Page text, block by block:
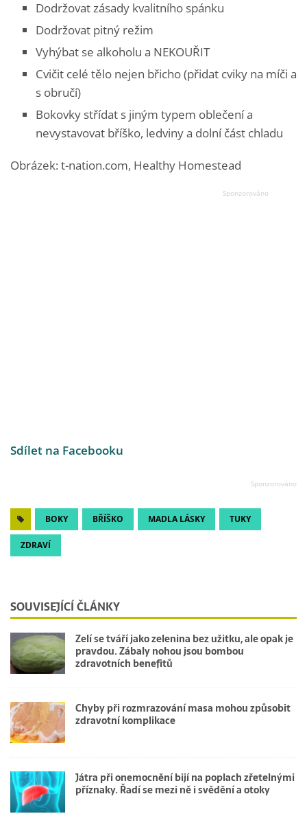
Dodržovat zásady kvalitního spánku
Dodržovat pitný režim
Vyhýbat se alkoholu a NEKOUŘIT
Cvičit celé tělo nejen břicho (přidat cviky na míči a
s obručí)
Bokovky střídat s jiným typem oblečení a
nevystavovat bříško, ledviny a dolní část chladu
Obrázek: t-nation.com, Healthy Homestead
Sdílet na Facebooku
BOKY BŘÍŠKO MADLA LÁSKY TUKY
ZDRAVÍ
SOUVISEJÍCÍ ČLÁNKY
Zelí se tváří jako zelenina bez užitku, ale opak je
pravdou. Zábaly nohou jsou bombou
zdravotních benefitů
Chyby při rozmrazování masa mohou způsobit
zdravotní komplikace
Játra při onemocnění bijí na poplach zřetelnými
příznaky. Řadí se mezi ně i svědění a otoky